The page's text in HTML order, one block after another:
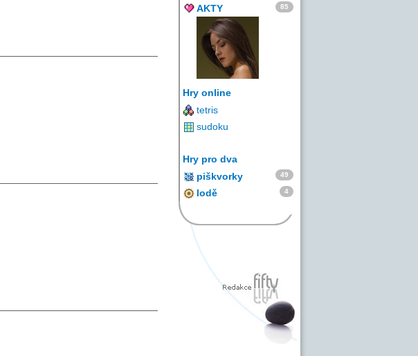
AKTY 85
Hry online
tetris
sudoku
Hry pro dva
piškvorky
49
lodě 4